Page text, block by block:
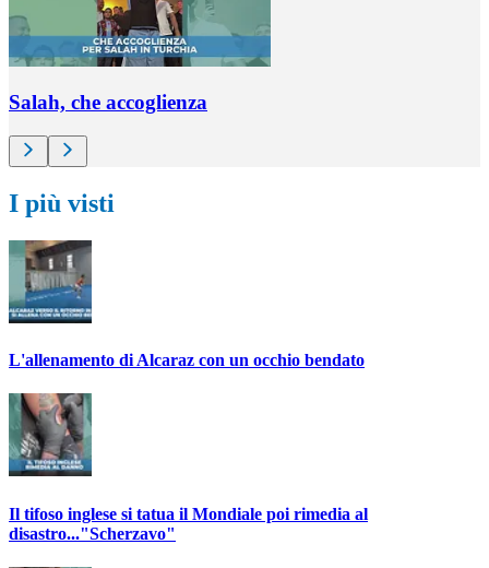
Salah, che accoglienza
I più visti
L'allenamento di Alcaraz con un occhio bendato
Il tifoso inglese si tatua il Mondiale poi rimedia al
disastro..."Scherzavo"